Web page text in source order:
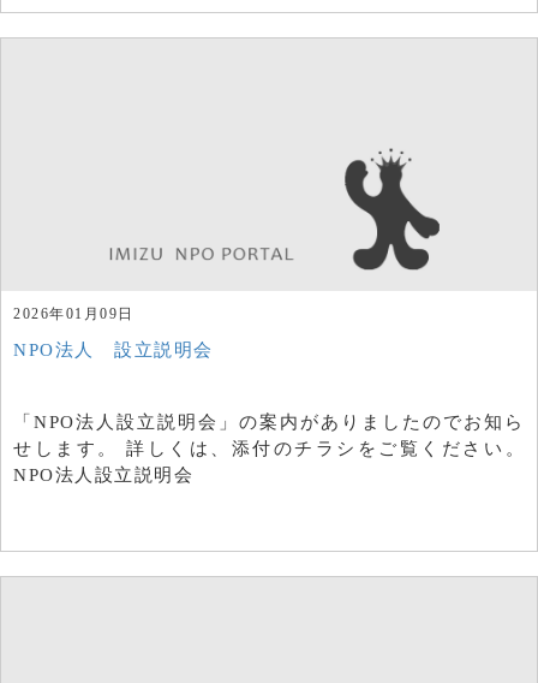
2026年01月09日
NPO法人 設立説明会
「NPO法人設立説明会」の案内がありましたのでお知ら
せします。 詳しくは、添付のチラシをご覧ください。
NPO法人設立説明会